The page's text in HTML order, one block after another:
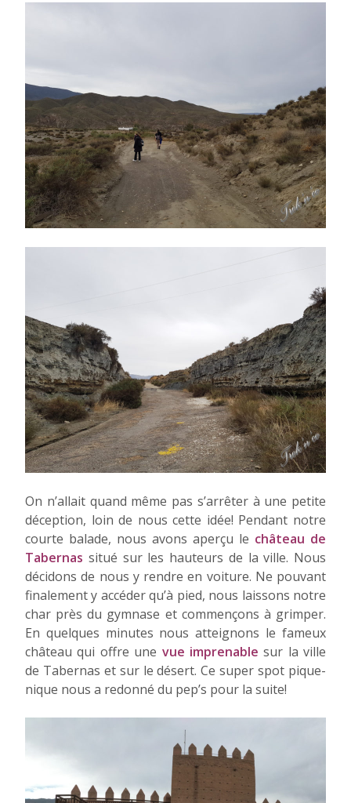
On n’allait quand même pas s’arrêter à une petite
déception, loin de nous cette idée! Pendant notre
courte balade, nous avons aperçu le château de
Tabernas situé sur les hauteurs de la ville. Nous
décidons de nous y rendre en voiture. Ne pouvant
finalement y accéder qu’à pied, nous laissons notre
char près du gymnase et commençons à grimper.
En quelques minutes nous atteignons le fameux
château qui offre une vue imprenable sur la ville
de Tabernas et sur le désert. Ce super spot pique-
nique nous a redonné du pep’s pour la suite!